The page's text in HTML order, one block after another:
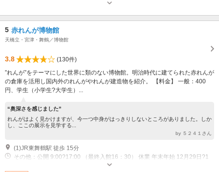
年末年始／その他不定休 ※臨時休館する場合があるため、ご来館の前にウ
5 赤れんが博物館
天橋立・宮津・舞鶴／博物館
3.8
(130件)
”れんが”をテーマにした世界に類のない博物館。明治時代に建てられた赤れんが
の倉庫を活用し国内外のれんがやれんが建造物を紹介。 【料金】 一般：400
円、学生（小学生?大学生）...
“奥深さを感じました”
れんがはよく見かけますが、今一つ中身がはっきりしないところがありました。しか
し、ここの展示を見学する...
by ５２４１さん
(1)JR東舞鶴駅 徒歩 15分
その他：公開 9:00?17:00 （最終入館16：30） 休業 年末年始 12月29日?1